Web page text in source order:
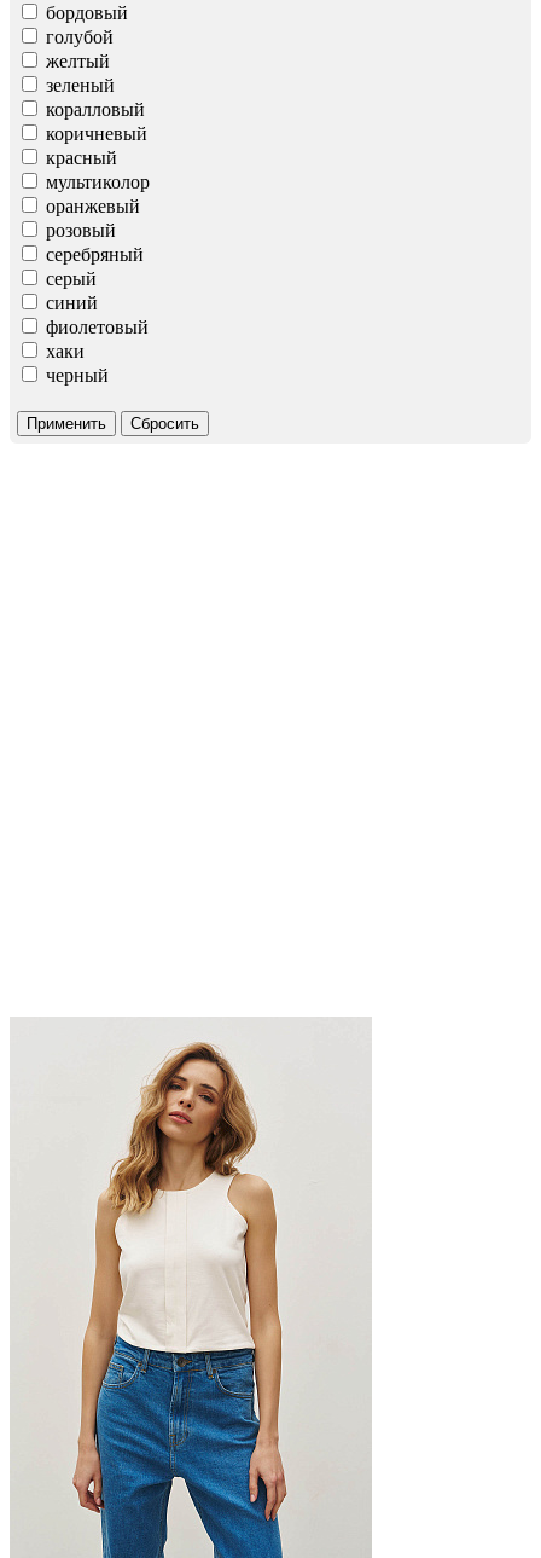
бордовый
голубой
желтый
зеленый
коралловый
коричневый
красный
мультиколор
оранжевый
розовый
серебряный
серый
синий
фиолетовый
хаки
черный
Применить Сбросить